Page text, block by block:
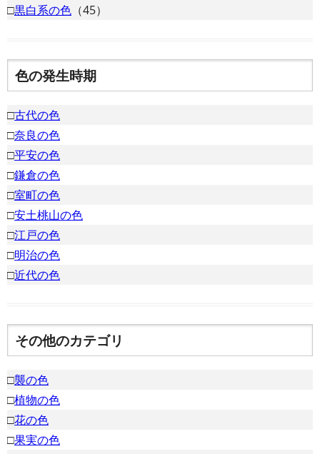
□黒白系の色 （45）
色の発生時期
□古代の色
□奈良の色
□平安の色
□鎌倉の色
□室町の色
□安土桃山の色
□江戸の色
□明治の色
□近代の色
その他のカテゴリ
□襲の色
□植物の色
□花の色
□果実の色